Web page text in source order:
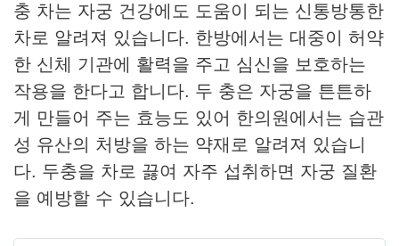
충 차는 자궁 건강에도 도움이 되는 신통방통한
차로 알려져 있습니다. 한방에서는 대중이 허약
한 신체 기관에 활력을 주고 심신을 보호하는
작용을 한다고 합니다. 두 충은 자궁을 튼튼하
게 만들어 주는 효능도 있어 한의원에서는 습관
성 유산의 처방을 하는 약재로 알려져 있습니
다. 두충을 차로 끓여 자주 섭취하면 자궁 질환
을 예방할 수 있습니다.